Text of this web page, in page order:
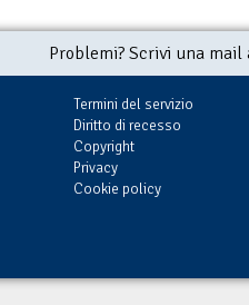
Problemi? Scrivi una
Termini del servizio
Diritto di recesso
Copyright
Privacy
Cookie policy